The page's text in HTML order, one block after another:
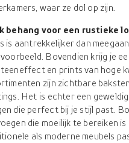
waar ze dol op zijn.
behang voor een rustieke
is aantrekkelijker dan
Bovendien krijg je
en prints van hoge
zijn zichtbare
Het is echter een
die perfect bij je stijl past.
die moeilijk te bereiken
als moderne meubels